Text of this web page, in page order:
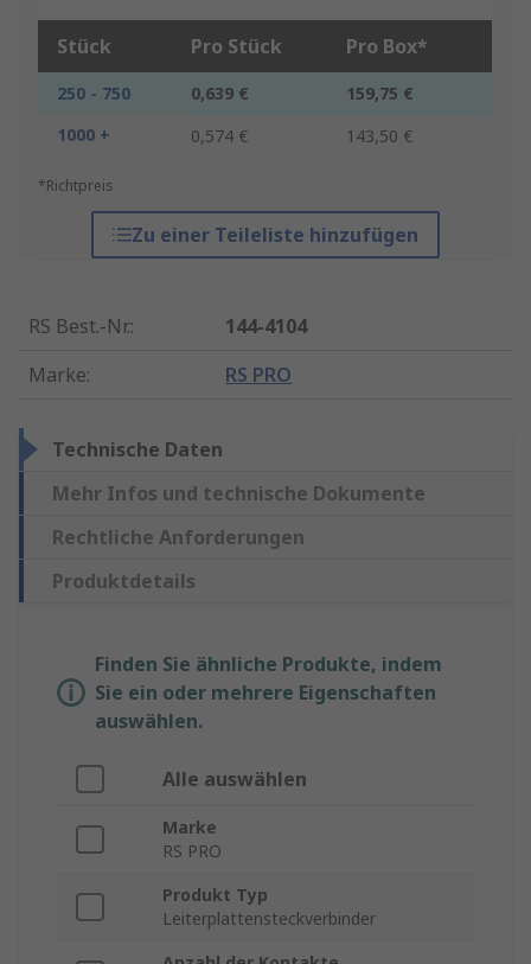
Stück Pro Stück Pro Box*
250 - 750 0,639 €
159,75 €
1000 +
0,574 € 143,50 €
*Richtpreis
Zu einer Teileliste hinzufügen
RS Best.-Nr.:
144-4104
Marke: RS PRO
Technische Daten
Mehr Infos und technische Dokumente
Rechtliche Anforderungen
Produktdetails
Finden Sie ähnliche Produkte, indem
Sie ein oder mehrere Eigenschaften
auswählen.
Alle auswählen
Marke
RS PRO
Produkt Typ
Leiterplattensteckverbinder